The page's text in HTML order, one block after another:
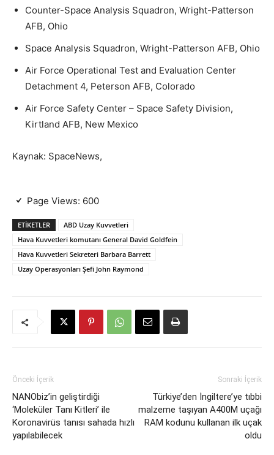
Counter-Space Analysis Squadron, Wright-Patterson
AFB, Ohio
Space Analysis Squadron, Wright-Patterson AFB, Ohio
Air Force Operational Test and Evaluation Center
Detachment 4, Peterson AFB, Colorado
Air Force Safety Center – Space Safety Division,
Kirtland AFB, New Mexico
Kaynak: SpaceNews,
Page Views: 600
ETIKETLER
ABD Uzay Kuvvetleri
Hava Kuvvetleri komutanı General David Goldfein
Hava Kuvvetleri Sekreteri Barbara Barrett
Uzay Operasyonları Şefi John Raymond
Önceki İçerik
NANObiz’in geliştirdiği
‘Moleküler Tanı Kitleri’ ile
Koronavirüs tanısı sahada hızlı
yapılabilecek
Sonraki İçerik
Türkiye’den İngiltere’ye tıbbi
malzeme taşıyan A400M uçağı
RAM kodunu kullanan ilk uçak
oldu